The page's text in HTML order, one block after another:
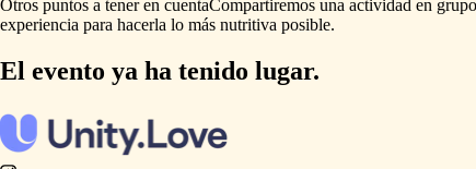
Otros puntos a tener en cuentaCompartiremos una actividad en grupo
experiencia para hacerla lo más nutritiva posible.
El evento ya ha tenido lugar.